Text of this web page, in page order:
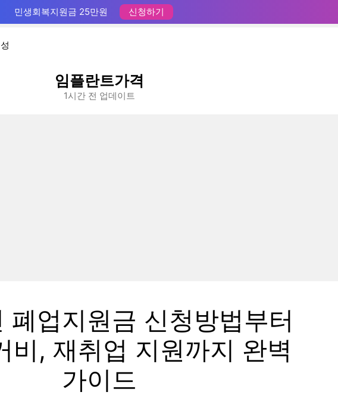
민생회복지원금 25만원 신청하기
임플란트가격
1시간 전 업데이트
폐업지원금 신청방법부터
비, 재취업 지원까지 완벽
가이드